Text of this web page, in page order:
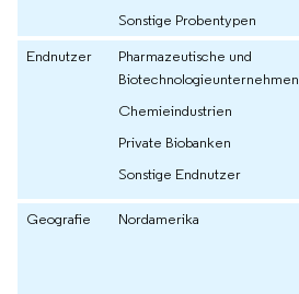
Sonstige Probentypen
Endnutzer
Pharmazeutische und
Biotechnologieunternehmen
Chemieindustrien
Private Biobanken
Sonstige Endnutzer
Geografie Nordamerika